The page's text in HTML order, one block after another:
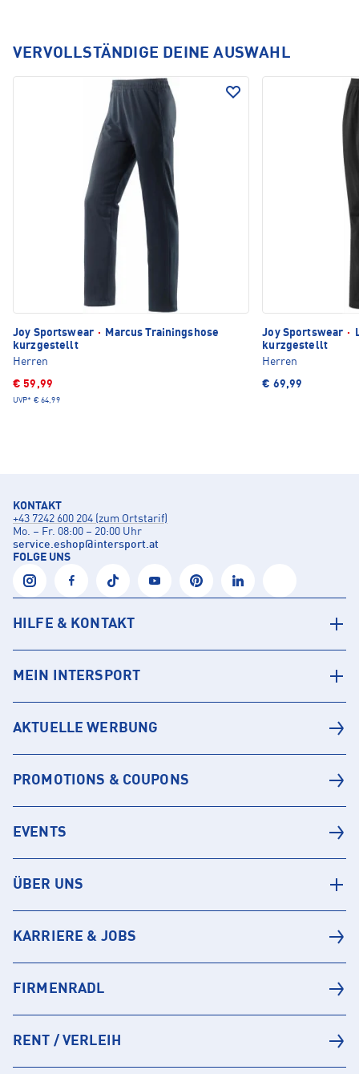
VERVOLLSTÄNDIGE DEINE AUSWAHL
Joy Sportswear ·
Marcus Trainingshose
kurzgestellt
Herren
€ 59,99
UVP* € 64,99
Joy Sportswear ·
kurzgestellt
Herren
€ 69,99
KONTAKT
+43 7242 600 204 (zum Ortstarif)
Mo. – Fr. 08:00 – 20:00 Uhr
service.eshop@intersport.at
FOLGE UNS
HILFE & KONTAKT
MEIN INTERSPORT
AKTUELLE WERBUNG
PROMOTIONS & COUPONS
EVENTS
ÜBER UNS
KARRIERE & JOBS
FIRMENRADL
RENT / VERLEIH